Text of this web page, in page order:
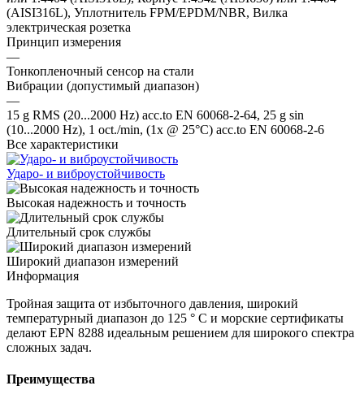
(AISI316L), Уплотнитель FPM/EPDM/NBR, Вилка
электрическая розетка
Принцип измерения
—
Тонкопленочный сенсор на стали
Вибрации (допустимый диапазон)
—
15 g RMS (20...2000 Hz) acc.to EN 60068-2-64, 25 g sin
(10...2000 Hz), 1 oct./min, (1x @ 25°C) acc.to EN 60068-2-6
Все характеристики
Ударо- и виброустойчивость
Высокая надежность и точность
Длительный срок службы
Широкий диапазон измерений
Информация
Тройная защита от избыточного давления, широкий
температурный диапазон до 125 ° C и морские сертификаты
делают EPN 8288 идеальным решением для широкого спектра
сложных задач.
Преимущества